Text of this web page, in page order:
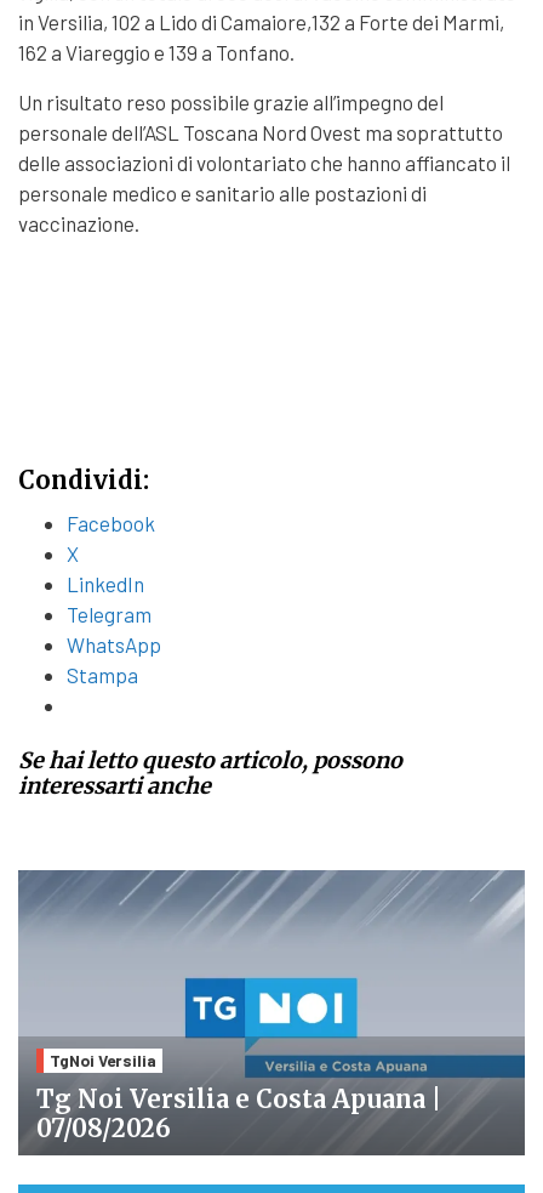
in Versilia, 102 a Lido di Camaiore,132 a Forte dei Marmi,
162 a Viareggio e 139 a Tonfano.
Un risultato reso possibile grazie all’impegno del
personale dell’ASL Toscana Nord Ovest ma soprattutto
delle associazioni di volontariato che hanno affiancato il
personale medico e sanitario alle postazioni di
vaccinazione.
Condividi:
Facebook
X
LinkedIn
Telegram
WhatsApp
Stampa
Se hai letto questo articolo, possono
interessarti anche
TgNoi Versilia
Tg Noi Versilia e Costa Apuana |
07/08/2026